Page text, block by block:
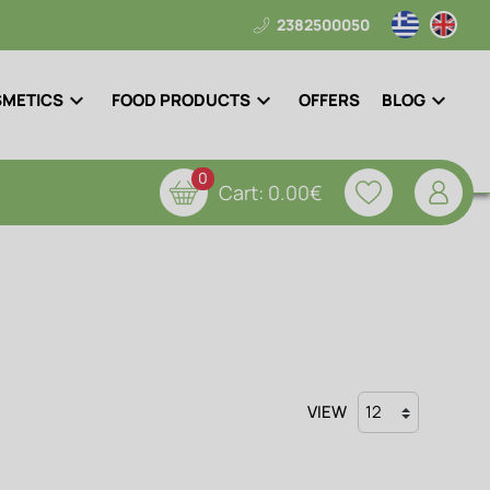
2382500050
FOOD PRODUCTS OFFERS BLOG
0
Cart: 0.00€
VIEW